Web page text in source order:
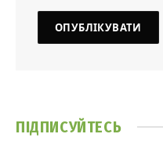
ПІДПИСУЙТЕСЬ